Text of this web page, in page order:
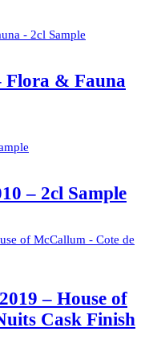
Flora & Fauna
– 2cl Sample
– House of
Cask Finish